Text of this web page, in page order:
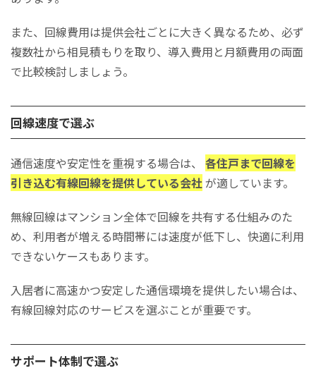
また、回線費用は提供会社ごとに大きく異なるため、必ず
複数社から相見積もりを取り、導入費用と月額費用の両面
で比較検討しましょう。
回線速度で選ぶ
通信速度や安定性を重視する場合は、 各住戸まで回線を
引き込む有線回線を提供している会社 が適しています。
無線回線はマンション全体で回線を共有する仕組みのた
め、利用者が増える時間帯には速度が低下し、快適に利用
できないケースもあります。
入居者に高速かつ安定した通信環境を提供したい場合は、
有線回線対応のサービスを選ぶことが重要です。
サポート体制で選ぶ